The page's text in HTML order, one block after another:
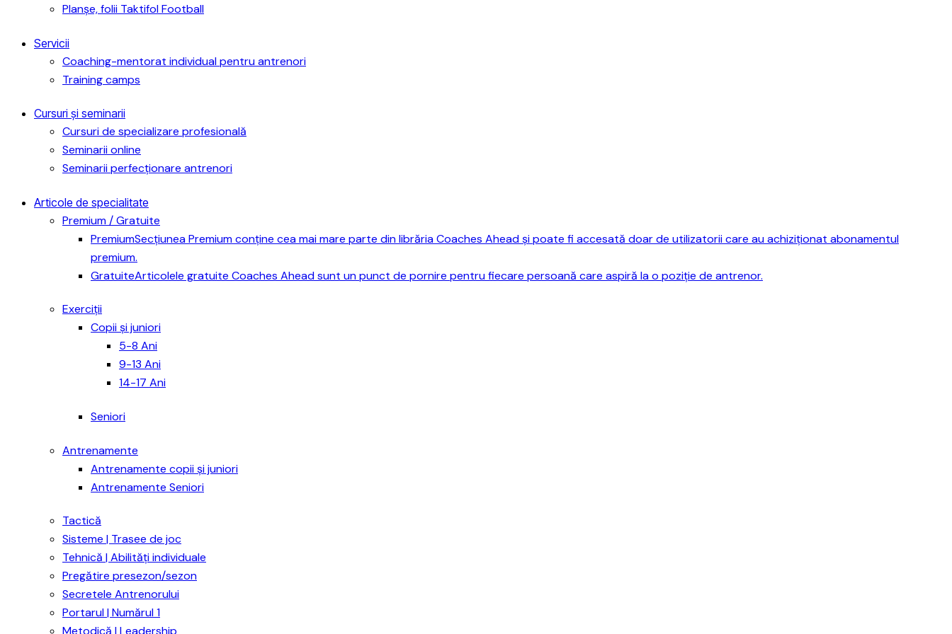
Planșe, folii Taktifol Football
Servicii
Coaching-mentorat individual pentru antrenori
Training camps
Cursuri și seminarii
Cursuri de specializare profesională
Seminarii online
Seminarii perfecționare antrenori
Articole de specialitate
Premium / Gratuite
PremiumSecțiunea Premium conține cea mai mare parte din librăria Coaches Ahead și poate fi accesată doar de utilizatorii care au achiziționat abonamentul
premium.
GratuiteArticolele gratuite Coaches Ahead sunt un punct de pornire pentru fiecare persoană care aspiră la o poziție de antrenor.
Exerciții
Copii și juniori
5-8 Ani
9-13 Ani
14-17 Ani
Seniori
Antrenamente
Antrenamente copii și juniori
Antrenamente Seniori
Tactică
Sisteme | Trasee de joc
Tehnică | Abilități individuale
Pregătire presezon/sezon
Secretele Antrenorului
Portarul | Numărul 1
Metodică | Leadership